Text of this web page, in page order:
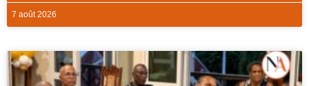
7 août 2026